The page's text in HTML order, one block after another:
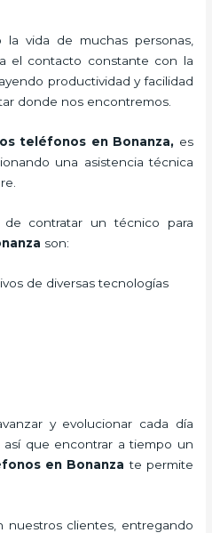
la vida de muchas personas,
el contacto constante con la
productividad y facilidad
donde nos encontremos.
teléfonos en Bonanza, es
una asistencia técnica
de contratar un técnico para
son:
de diversas tecnologías
y evolucionar cada día
así que encontrar a tiempo un
en Bonanza te permite
nuestros clientes, entregando